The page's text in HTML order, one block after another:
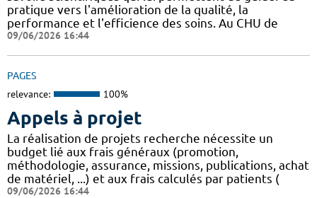
pratique vers l'amélioration de la qualité, la
performance et l'efficience des soins. Au CHU de
09/06/2026 16:44
PAGES
relevance: 100%
Appels à projet
La réalisation de projets recherche nécessite un
budget lié aux frais généraux (promotion,
méthodologie, assurance, missions, publications, achat
de matériel, ...) et aux frais calculés par patients (
09/06/2026 16:44